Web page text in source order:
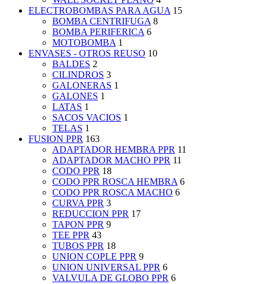
ELECTROBOMBAS PARA AGUA 15
BOMBA CENTRIFUGA 8
BOMBA PERIFERICA 6
MOTOBOMBA 1
ENVASES - OTROS REUSO 10
BALDES 2
CILINDROS 3
GALONERAS 1
GALONES 1
LATAS 1
SACOS VACIOS 1
TELAS 1
FUSION PPR 163
ADAPTADOR HEMBRA PPR 11
ADAPTADOR MACHO PPR 11
CODO PPR 18
CODO PPR ROSCA HEMBRA 6
CODO PPR ROSCA MACHO 6
CURVA PPR 3
REDUCCION PPR 17
TAPON PPR 9
TEE PPR 43
TUBOS PPR 18
UNION COPLE PPR 9
UNION UNIVERSAL PPR 6
VALVULA DE GLOBO PPR 6